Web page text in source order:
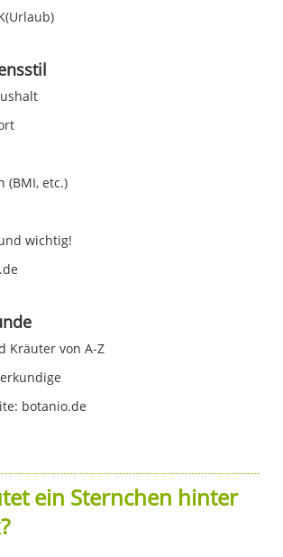
(BMI, etc.)
wichtig!
Kräuter von A-Z
botanio.de
ein Sternchen hinter